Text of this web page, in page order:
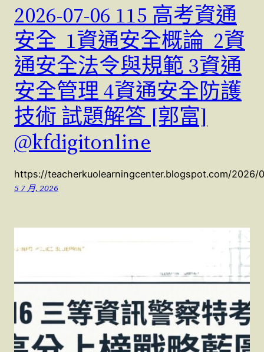
2026-07-06 115 高考資通
安全 1資通安全概論 2資
通安全法令與規範 3資通
安全管理 4資通安全防護
技術 試題解答 [郭富]
@kfdigitonline
https://teacherkuolearningcenter.blogspot.com/2026/
5 7 月, 2026